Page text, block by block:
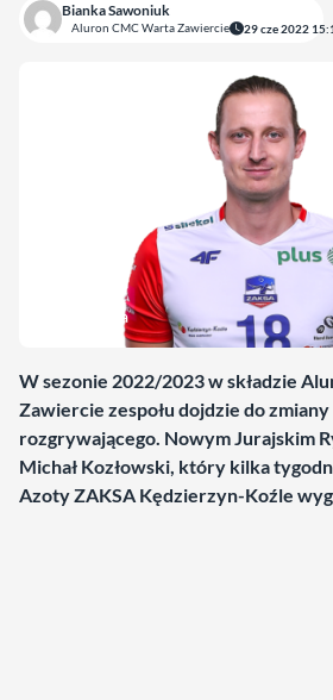
Bianka Sawoniuk
Aluron CMC Warta Zawiercie 29 cze 2022
fot. PlusLiga
W sezonie 2022/2023 w składzie
Zawiercie zespołu dojdzie do
rozgrywającego. Nowym Jurajskim
Michał Kozłowski, który kilka
Azoty ZAKSA Kędzierzyn-Koźle